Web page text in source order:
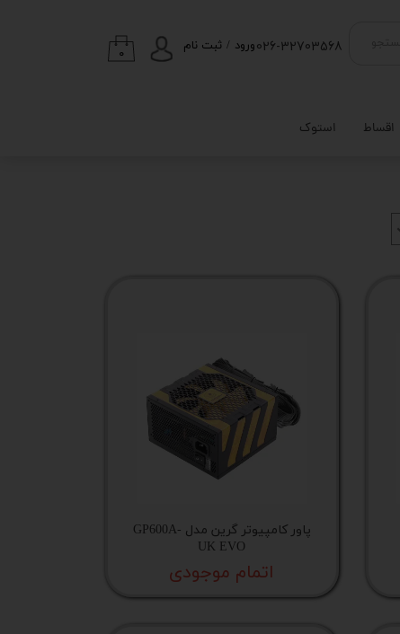
اقساط استوک
ورود / ثبت نام
۰ 026-32703568
پاور کامپیوتر گرین مدل GP600A-
UK EVO
اتمام موجودی